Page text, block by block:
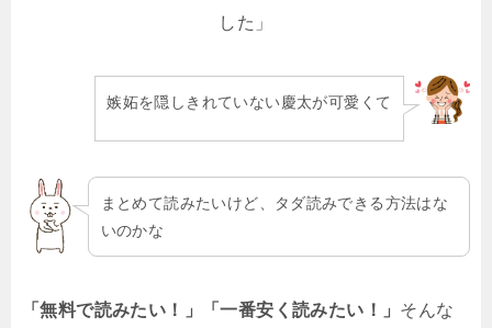
した」
嫉妬を隠しきれていない慶太が可愛くて
まとめて読みたいけど、タダ読みできる方法はな
いのかな
「無料で読みたい！」「一番安く読みたい！」 そんな